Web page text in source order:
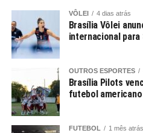
VÔLEI 4 dias atrás
Brasília Vôlei
internacional para
OUTROS ESPORTES
Brasília Pilots
futebol americano
FUTEBOL 1 mês atrás